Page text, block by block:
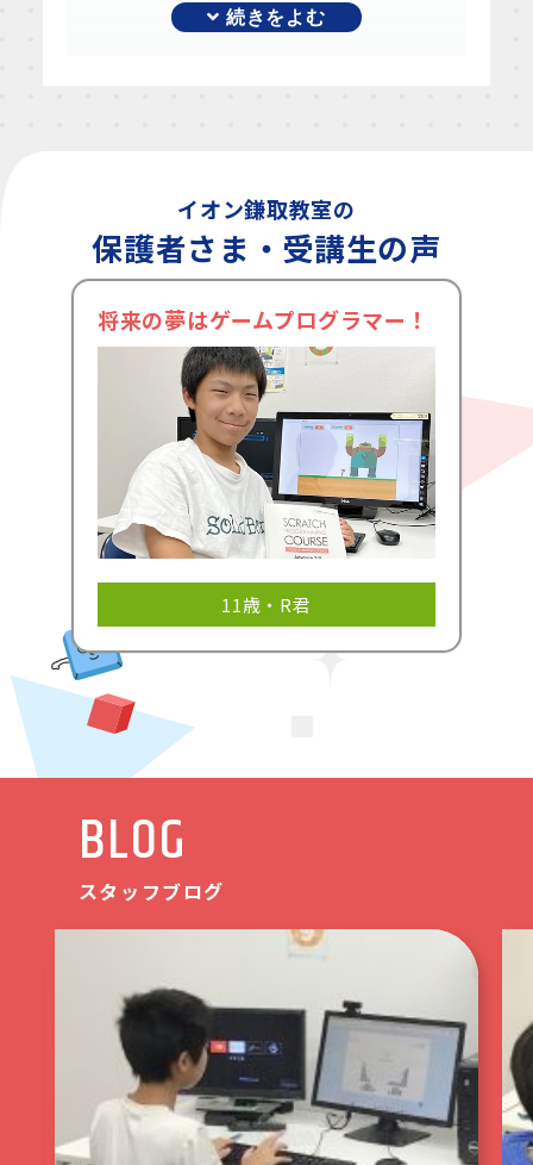
イオン鎌取教室の
保護者さま・受講生の声
将来の夢はゲームプログラマー！
11歳・R君
BLOG
スタッフブログ